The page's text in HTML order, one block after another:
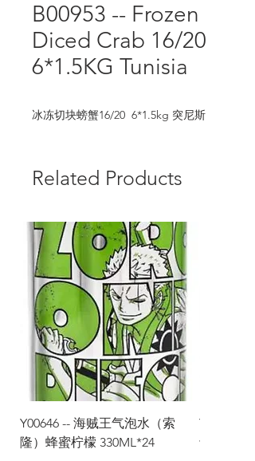
B00953 -- Frozen
Diced Crab 16/20
6*1.5KG Tunisia
冰冻切块螃蟹16/20  6*1.5kg 突尼斯
Related Products
Y00646 -- 海贼王气泡水（索
隆）蜂蜜柠檬 330ML*24
Y00645
士）热带